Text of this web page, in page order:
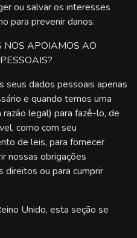
ou salvar os interesses
para prevenir danos.
NOS APOIAMOS AO
seus dados pessoais apenas
e quando temos uma
legal) para fazê-lo, de
como com seu
de leis, para fornecer
nossas obrigações
direitos ou para cumprir
Unido, esta seção se